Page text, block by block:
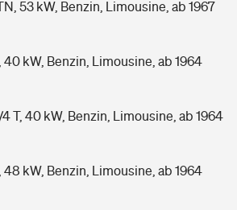
53 kW, Benzin, Limousine, ab 1967
40 kW, Benzin, Limousine, ab 1964
T, 40 kW, Benzin, Limousine, ab 1964
48 kW, Benzin, Limousine, ab 1964